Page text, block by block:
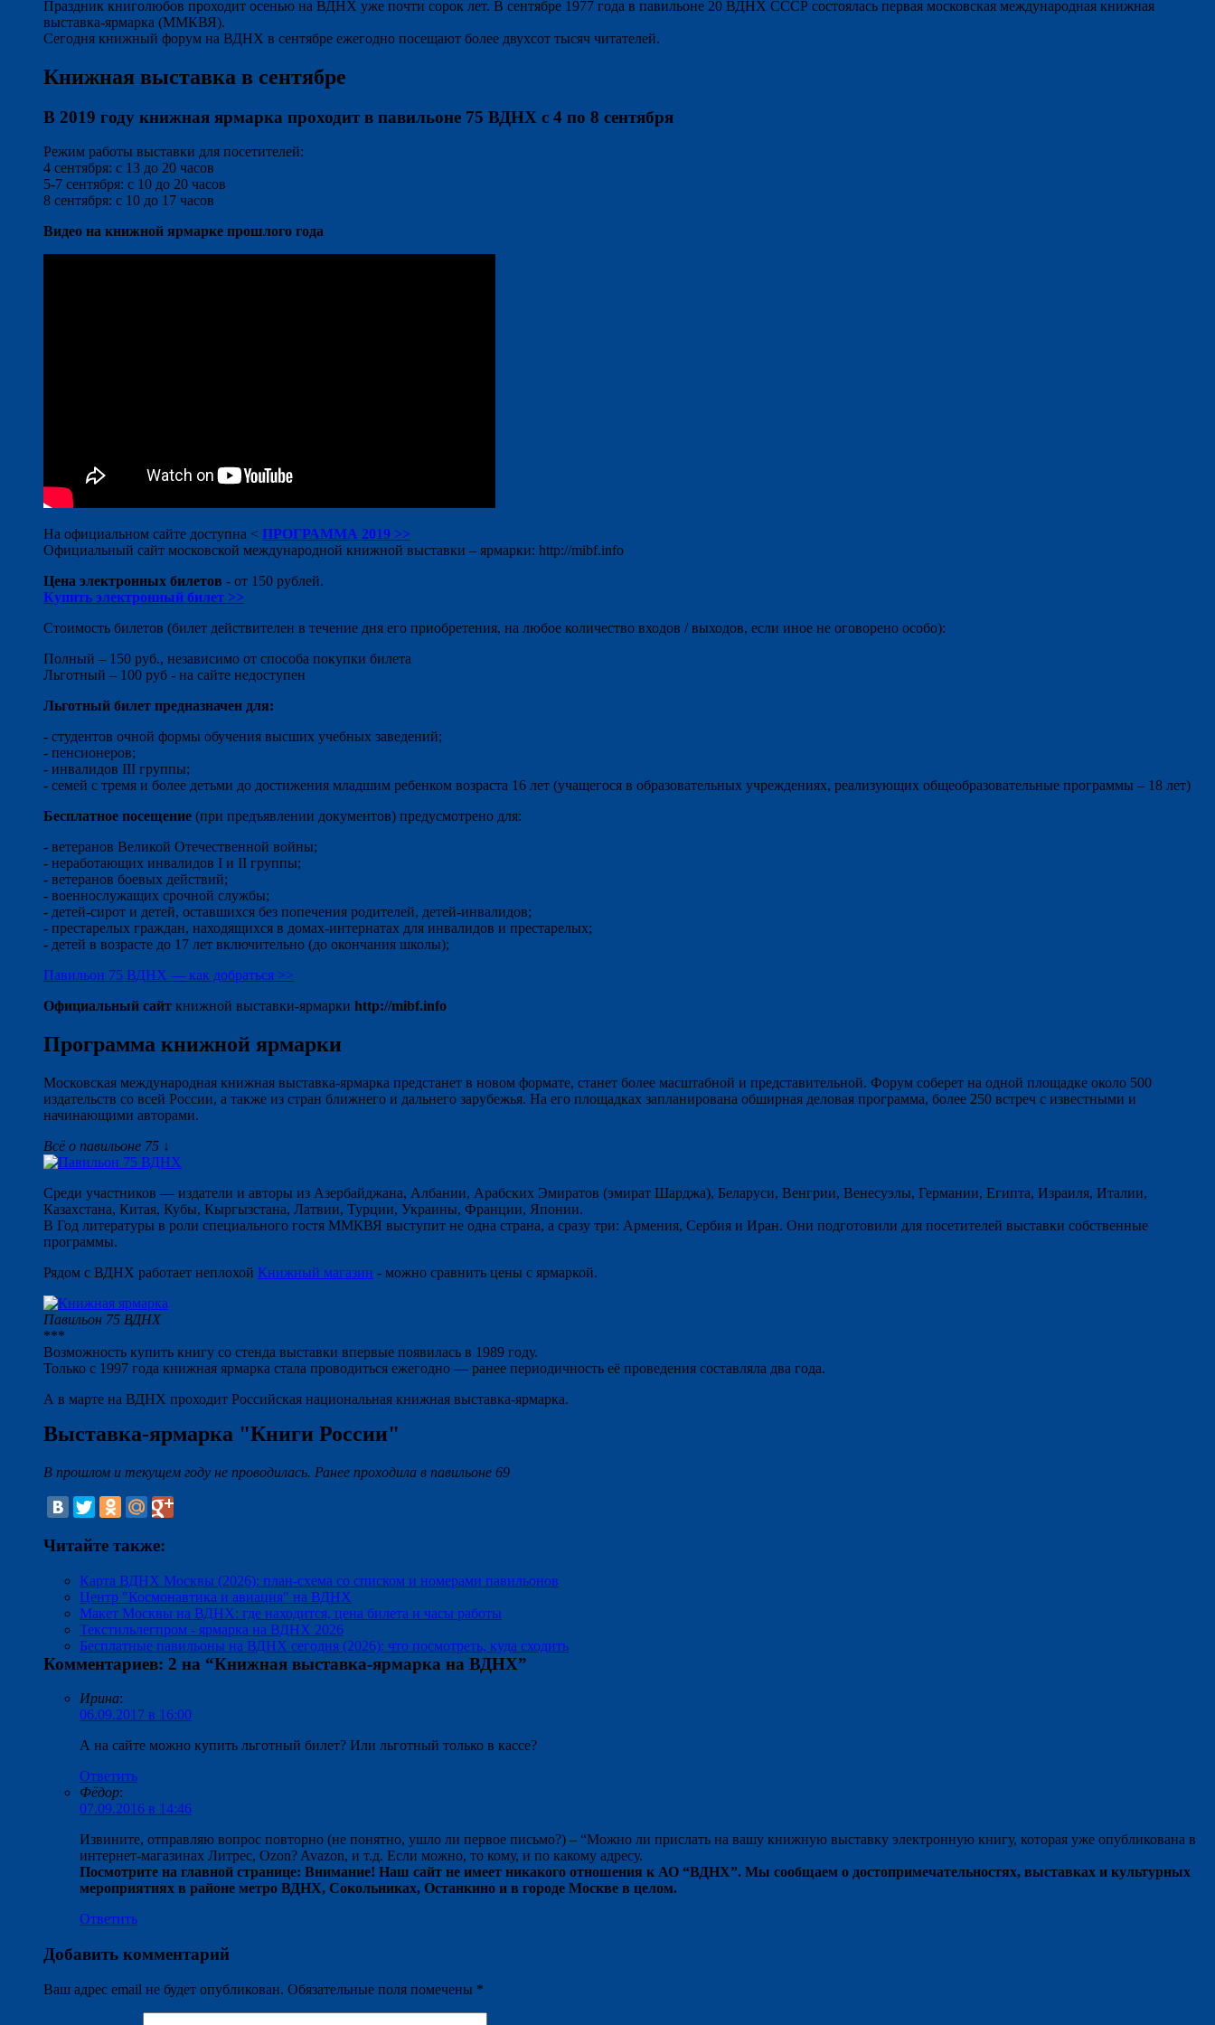
Праздник книголюбов проходит осенью на ВДНХ уже почти сорок лет. В сентябре 1977 года в павильоне 20 ВДНХ СССР состоялась первая московская международная книжная
выставка-ярмарка (ММКВЯ).
Сегодня книжный форум на ВДНХ в сентябре ежегодно посещают более двухсот тысяч читателей.
Книжная выставка в сентябре
В 2019 году книжная ярмарка проходит в павильоне 75 ВДНХ с 4 по 8 сентября
Режим работы выставки для посетителей:
4 сентября: с 13 до 20 часов
5-7 сентября: с 10 до 20 часов
8 сентября: с 10 до 17 часов
Видео на книжной ярмарке прошлого года
На официальном сайте доступна < ПРОГРАММА 2019 >>
Официальный сайт московской международной книжной выставки – ярмарки: http://mibf.info
Цена электронных билетов - от 150 рублей.
Купить электронный билет >>
Стоимость билетов (билет действителен в течение дня его приобретения, на любое количество входов / выходов, если иное не оговорено особо):
Полный – 150 руб., независимо от способа покупки билета
Льготный – 100 руб - на сайте недоступен
Льготный билет предназначен для:
- студентов очной формы обучения высших учебных заведений;
- пенсионеров;
- инвалидов III группы;
- семей с тремя и более детьми до достижения младшим ребенком возраста 16 лет (учащегося в образовательных учреждениях, реализующих общеобразовательные программы – 18 лет)
Бесплатное посещение (при предъявлении документов) предусмотрено для:
- ветеранов Великой Отечественной войны;
- неработающих инвалидов I и II группы;
- ветеранов боевых действий;
- военнослужащих срочной службы;
- детей-сирот и детей, оставшихся без попечения родителей, детей-инвалидов;
- престарелых граждан, находящихся в домах-интернатах для инвалидов и престарелых;
- детей в возрасте до 17 лет включительно (до окончания школы);
Павильон 75 ВДНХ — как добраться >>
Официальный сайт книжной выставки-ярмарки http://mibf.info
Программа книжной ярмарки
Московская международная книжная выставка-ярмарка предстанет в новом формате, станет более масштабной и представительной. Форум соберет на одной площадке около 500
издательств со всей России, а также из стран ближнего и дальнего зарубежья. На его площадках запланирована обширная деловая программа, более 250 встреч с известными и
начинающими авторами.
Всё о павильоне 75 ↓
Среди участников — издатели и авторы из Азербайджана, Албании, Арабских Эмиратов (эмират Шарджа), Беларуси, Венгрии, Венесуэлы, Германии, Египта, Израиля, Италии,
Казахстана, Китая, Кубы, Кыргызстана, Латвии, Турции, Украины, Франции, Японии.
В Год литературы в роли специального гостя ММКВЯ выступит не одна страна, а сразу три: Армения, Сербия и Иран. Они подготовили для посетителей выставки собственные
программы.
Рядом с ВДНХ работает неплохой Книжный магазин - можно сравнить цены с ярмаркой.
Павильон 75 ВДНХ
***
Возможность купить книгу со стенда выставки впервые появилась в 1989 году.
Только с 1997 года книжная ярмарка стала проводиться ежегодно — ранее периодичность её проведения составляла два года.
А в марте на ВДНХ проходит Российская национальная книжная выставка-ярмарка.
Выставка-ярмарка "Книги России"
В прошлом и текущем году не проводилась. Ранее проходила в павильоне 69
Читайте также:
Карта ВДНХ Москвы (2026): план-схема со списком и номерами павильонов
Центр "Космонавтика и авиация" на ВДНХ
Макет Москвы на ВДНХ: где находится, цена билета и часы работы
Текстильлегпром - ярмарка на ВДНХ 2026
Бесплатные павильоны на ВДНХ сегодня (2026): что посмотреть, куда сходить
Комментариев: 2 на “Книжная выставка-ярмарка на ВДНХ”
Ирина:
06.09.2017 в 16:00
А на сайте можно купить льготный билет? Или льготный только в кассе?
Ответить
Фёдор:
07.09.2016 в 14:46
Извините, отправляю вопрос повторно (не понятно, ушло ли первое письмо?) – “Можно ли прислать на вашу книжную выставку электронную книгу, которая уже опубликована в
интернет-магазинах Литрес, Ozon? Avazon, и т.д. Если можно, то кому, и по какому адресу.
Посмотрите на главной странице: Внимание! Наш сайт не имеет никакого отношения к АО “ВДНХ”. Мы сообщаем о достопримечательностях, выставках и культурных
мероприятиях в районе метро ВДНХ, Сокольниках, Останкино и в городе Москве в целом.
Ответить
Добавить комментарий
Ваш адрес email не будет опубликован. Обязательные поля помечены *